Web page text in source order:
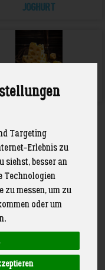
Targeting
Erlebnis zu
siehst, besser an
Technologien
zu messen, um zu
oder um
Joghurt
Käse